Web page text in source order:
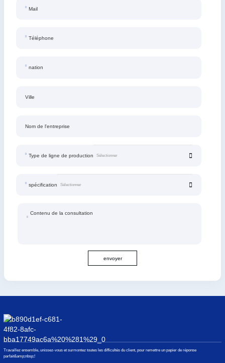
Mail
Téléphone
nation
Ville
Nom de l'entreprise
Type de ligne de production
spécification
Contenu de la consultation
envoyer
Travaillez ensemble, unissez-vous et surmontez toutes les difficultés du client, pour remettre un papier de réponse
parfait&amp;nbsp;!